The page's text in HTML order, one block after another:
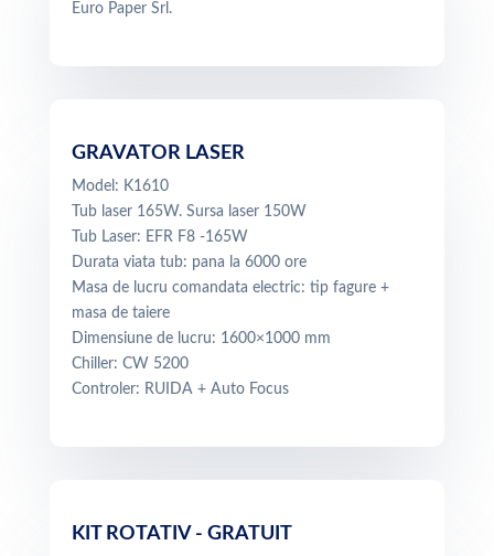
Euro Paper Srl.
GRAVATOR LASER
Model: K1610
Tub laser 165W. Sursa laser 150W
Tub Laser: EFR F8 -165W
Durata viata tub: pana la 6000 ore
Masa de lucru comandata electric: tip fagure +
masa de taiere
Dimensiune de lucru: 1600×1000 mm
Chiller: CW 5200
Controler: RUIDA + Auto Focus
KIT ROTATIV - GRATUIT